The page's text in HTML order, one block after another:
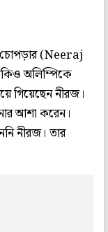
চোপড়ার (Neeraj
অলিম্পিকে
গিয়েছেন নীরজ।
আশা করেন।
নীরজ। তার